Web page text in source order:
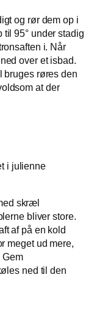
og rør dem op i
til 95° under stadig
i. Når
over et isbad.
bruges røres den
at der
i julienne
skræl
bliver store.
af på en kold
meget ud mere,
Gem
ned til den